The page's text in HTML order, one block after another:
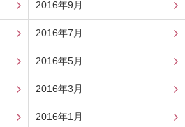
2016年9月
2016年7月
2016年5月
2016年3月
2016年1月